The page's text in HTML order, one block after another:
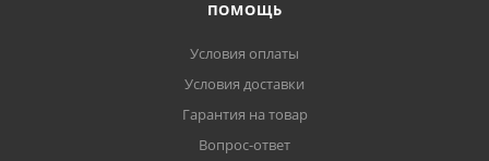
ПОМОЩЬ
Условия оплаты
Условия доставки
Гарантия на товар
Вопрос-ответ